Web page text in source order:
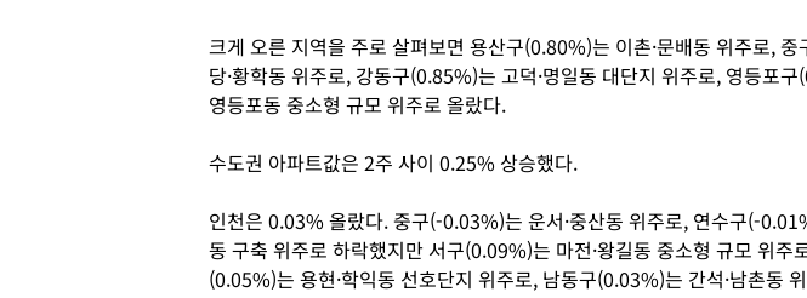
크게 오른 지역을 주로 살펴보면 용산구(0.80%)는 이촌·문배동 위주로,
당·황학동 위주로, 강동구(0.85%)는 고덕·명일동 대단지 위주로, 영등포
영등포동 중소형 규모 위주로 올랐다.
수도권 아파트값은 2주 사이 0.25% 상승했다.
인천은 0.03% 올랐다. 중구(-0.03%)는 운서·중산동 위주로, 연수구(-
동 구축 위주로 하락했지만 서구(0.09%)는 마전·왕길동 중소형 규모 위주
(0.05%)는 용현·학익동 선호단지 위주로, 남동구(0.03%)는 간석·남촌동